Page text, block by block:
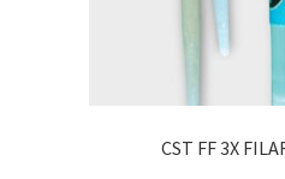
CST FF 3X